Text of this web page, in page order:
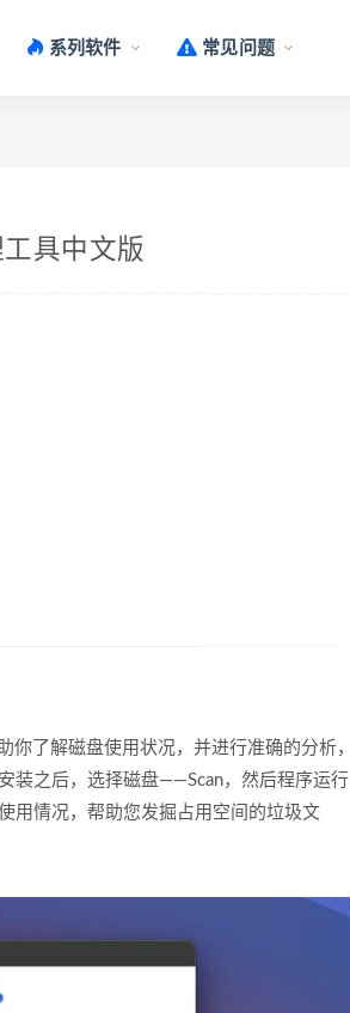
系列软件 常见问题
具中文版
你了解磁盘使用状况，并进行准确的分析，
装之后，选择磁盘——Scan，然后程序运行
用情况，帮助您发掘占用空间的垃圾文